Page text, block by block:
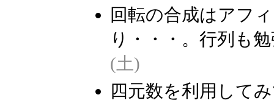
回転の合成はアフ
り・・・。行列も
(土)
四元数を利用して